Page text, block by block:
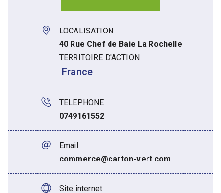
LOCALISATION
40 Rue Chef de Baie La Rochelle
TERRITOIRE D'ACTION
France
TELEPHONE
0749161552
Email
commerce@carton-vert.com
Site internet